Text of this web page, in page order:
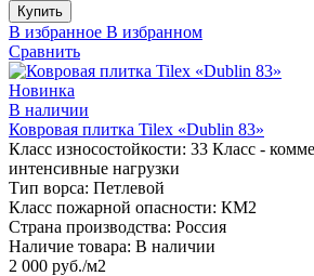
Купить
В избранное В избранном
Сравнить
Новинка
В наличии
Ковровая плитка Tilex «Dublin 83»
Класс износостойкости: 33 Класс -
интенсивные нагрузки
Тип ворса: Петлевой
Класс пожарной опасности: КМ2
Страна производства: Россия
Наличие товара: В наличии
2 000 руб./м2